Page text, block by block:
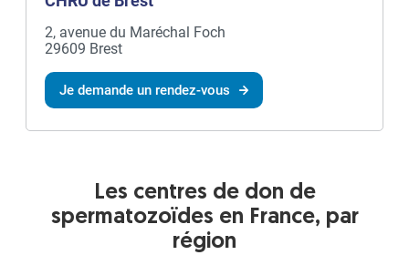
2, avenue du Maréchal Foch
29609 Brest
Je demande un rendez-vous
Les centres de don de
spermatozoïdes en France, par
région